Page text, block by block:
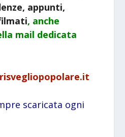
appunti,
, anche
mail dedicata
scaricata ogni